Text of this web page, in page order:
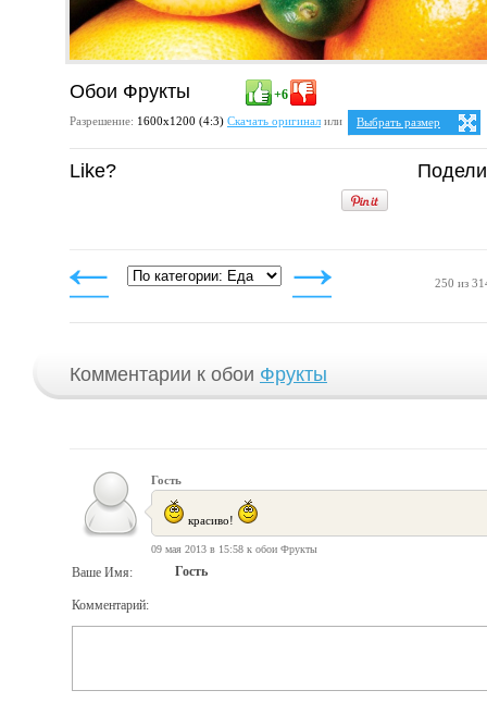
Обои Фрукты +6
Разрешение: 1600х1200 (4:3) Скачать оригиналили
Выбрать размер
Ваше разрешение:Не
1280x1024
1600x1280
4:3
1600x1200
Like?
250 из
Комментарии к обои Фрукты
Гость
красиво!
09 мая 2013 в 15:58 к обои Фрукты
Ваше Имя: Гость
Комментарий: